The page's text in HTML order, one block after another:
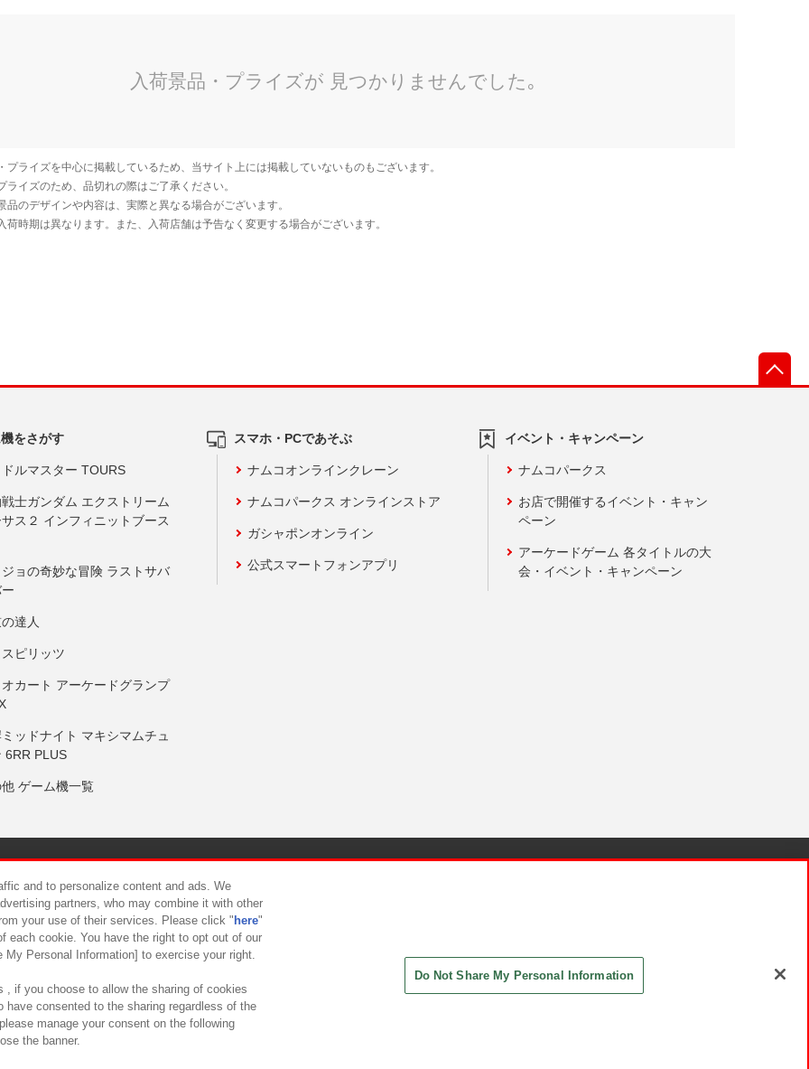
をさがす
ルマスター TOURS
士ガンダム エクストリーム
ス２ インフィニットブース
ョの奇妙な冒険 ラストサバ
達人
ピリッツ
カート アーケードグランプ
ッドナイト マキシマムチュ
6RR PLUS
ゲーム機一覧
スマホ・PCであそぶ
ナムコオンラインクレーン
ナムコパークス オンラインストア
ガシャポンオンライン
公式スマートフォンアプリ
イベント・キャンペーン
ナムコパークス
お店で開催するイベント・キャン
ペーン
アーケードゲーム 各タイトルの大
会・イベント・キャンペーン
について カスタマーハラスメント対応方針
and to personalize content and ads. We
partners, who may combine it with other
your use of their services. Please click " here"
each cookie. You have the right to opt out of our
Personal Information] to exercise your right.
, if you choose to allow the sharing of cookies
have consented to the sharing regardless of the
manage your consent on the following
the banner.
Do Not Share My Personal Information